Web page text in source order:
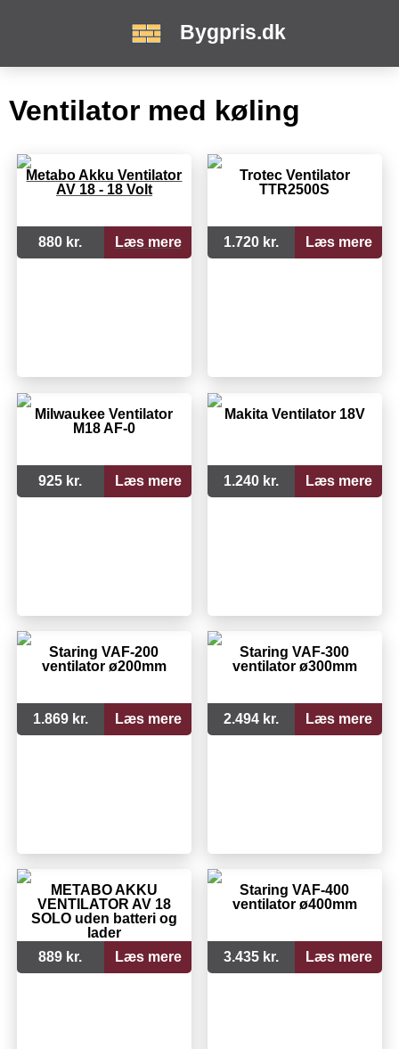
Bygpris.dk
Ventilator med køling
Metabo Akku Ventilator
AV 18 - 18 Volt
880 kr. Læs mere
Trotec Ventilator
TTR2500S
1.720 kr. Læs mere
Milwaukee Ventilator
M18 AF-0
925 kr. Læs mere
Makita Ventilator 18V
1.240 kr. Læs mere
Staring VAF-200
ventilator ø200mm
1.869 kr. Læs mere
Staring VAF-300
ventilator ø300mm
2.494 kr. Læs mere
METABO AKKU
VENTILATOR AV 18
SOLO uden batteri og
lader
889 kr.
Læs mere
Staring VAF-400
ventilator ø400mm
3.435 kr. Læs mere